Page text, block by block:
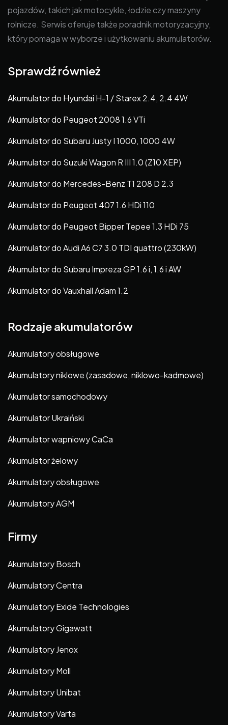
pojazdów, takich jak motocykle, łodzie czy maszyny
rolnicze. Serwis oferuje także poradnik motoryzacyjny,
który pomaga w wyborze i użytkowaniu akumulatorów.
Sprawdź również
Akumulator do Hyundai H-1 / Starex 2.4, 2.4 4W
Akumulator do Peugeot 2008 1.6 VTi
Akumulator do Subaru Justy I 1000, 1000 4W
Akumulator do Suzuki Wagon R III 1.0 (Z10 XEP)
Akumulator do Mercedes-Benz T1 208 D 2.3
Akumulator do Peugeot 407 1.6 HDi 110
Akumulator do Peugeot Bipper Tepee 1.3 HDi 75
Akumulator do Audi A6 C7 3.0 TDI quattro (230kW)
Akumulator do Subaru Impreza GP 1.6 i, 1.6 i AW
Akumulator do Vauxhall Adam 1.2
Rodzaje akumulatorów
Akumulatory obsługowe
Akumulatory niklowe (zasadowe, niklowo-kadmowe)
Akumulator samochodowy
Akumulator Ukraiński
Akumulator wapniowy CaCa
Akumulator żelowy
Akumulatory obsługowe
Akumulatory AGM
Firmy
Akumulatory Bosch
Akumulatory Centra
Akumulatory Exide Technologies
Akumulatory Gigawatt
Akumulatory Jenox
Akumulatory Moll
Akumulatory Unibat
Akumulatory Varta